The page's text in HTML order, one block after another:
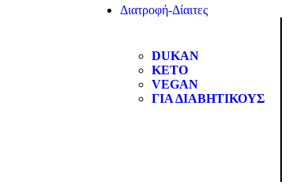
Διατροφή-Δίαιτες
DUKAN
KETO
VEGAN
ΓΙΑ ΔΙΑΒΗΤΙΚΟΥΣ